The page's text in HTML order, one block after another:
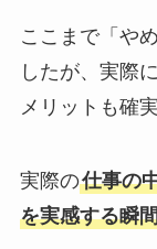
ここまで「や
したが、実際
メリットも確
実際の仕事の
を実感する瞬